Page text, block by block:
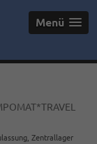
Menü
, Zentrallager